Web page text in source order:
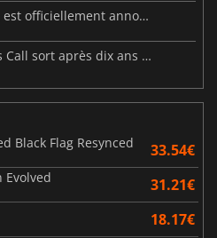
Le DLC Nioh 3 : Hell Rising est officiellement annoncé
Forsaken Realms : Vahrin's Call sort après dix ans de développement
Black Flag Resynced
33.54€
Evolved 31.21€
18.17€